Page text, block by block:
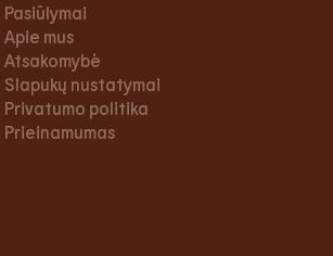
Pasiūlymai
Apie mus
Atsakomybė
Slapukų nustatymai
Privatumo politika
Prieinamumas